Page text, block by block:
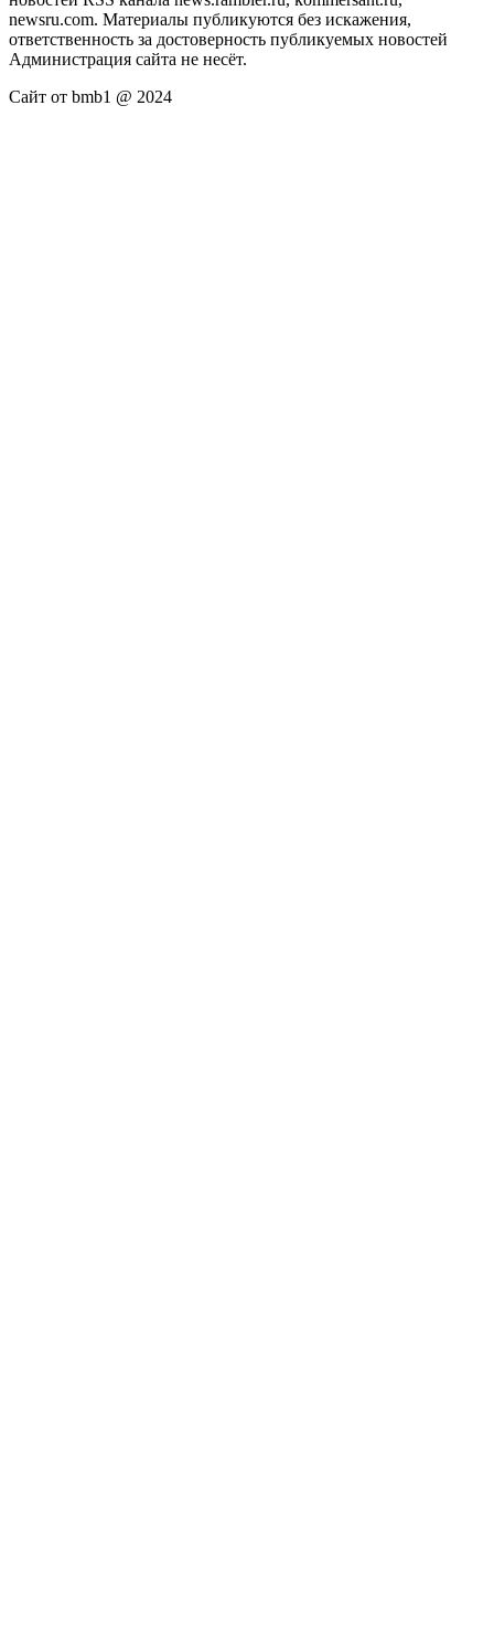
newsru.com. Материалы публикуются без искажения,
ответственность за достоверность публикуемых новостей
Администрация сайта не несёт.
Сайт от bmb1 @ 2024